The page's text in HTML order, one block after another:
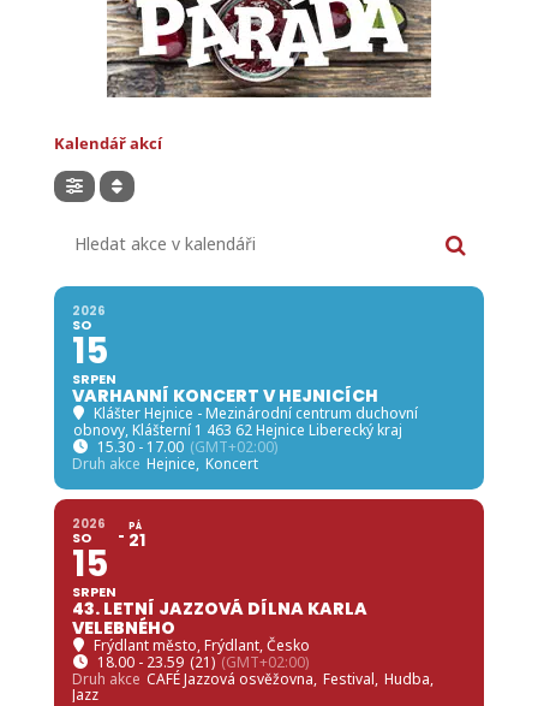
Kalendář akcí
2026
SO
15
SRPEN
VARHANNÍ KONCERT V HEJNICÍCH
Klášter Hejnice - Mezinárodní centrum duchovní
obnovy, Klášterní 1 463 62 Hejnice Liberecký kraj
15.30 - 17.00 (GMT+02:00)
Druh akce Hejnice, Koncert
2026
SO
15
SRPEN
PÁ
21
43. LETNÍ JAZZOVÁ DÍLNA KARLA
VELEBNÉHO
Frýdlant město, Frýdlant, Česko
18.00 - 23.59 (21) (GMT+02:00)
Druh akce CAFÉ Jazzová osvěžovna, Festival, Hudba,
Jazz